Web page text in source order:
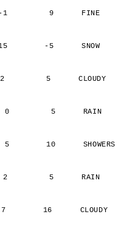
-1         9      FINE
-5      SNOW
-2         5      CLOUDY
0         5      RAIN
10      SHOWERS
2         5      RAIN
7        16      CLOUDY